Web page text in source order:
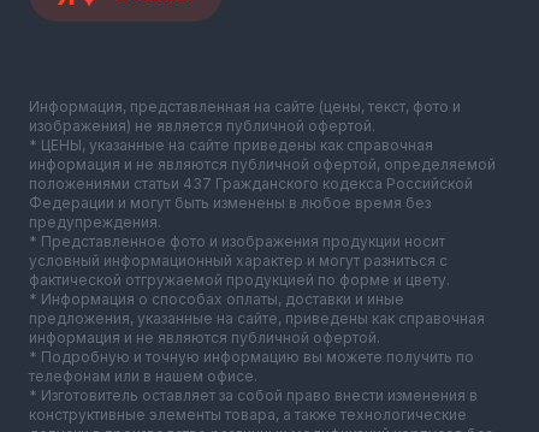
Информация, представленная на сайте (цены, текст, фото и
изображения) не является публичной офертой.
* ЦЕНЫ, указанные на сайте приведены как справочная
информация и не являются публичной офертой, определяемой
положениями статьи 437 Гражданского кодекса Российской
Федерации и могут быть изменены в любое время без
предупреждения.
* Представленное фото и изображения продукции носит
условный информационный характер и могут разниться с
фактической отгружаемой продукцией по форме и цвету.
* Информация о способах оплаты, доставки и иные
предложения, указанные на сайте, приведены как справочная
информация и не являются публичной офертой.
* Подробную и точную информацию вы можете получить по
телефонам или в нашем офисе.
* Изготовитель оставляет за собой право внести изменения в
конструктивные элементы товара, а также технологические